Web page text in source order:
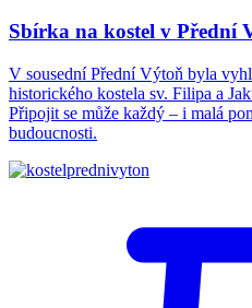
Sbírka na kostel v Přední
V sousední Přední Výtoň byla
historického kostela sv. Filipa a
Připojit se může každý – i malá
budoucnosti.